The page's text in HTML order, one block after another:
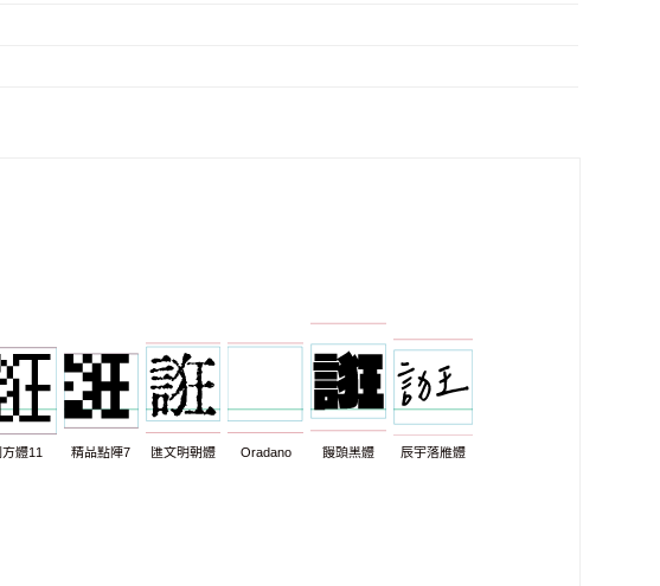
體11 精品點陣7 匯文明朝體 Oradano 饅頭黑體 辰宇落雁體